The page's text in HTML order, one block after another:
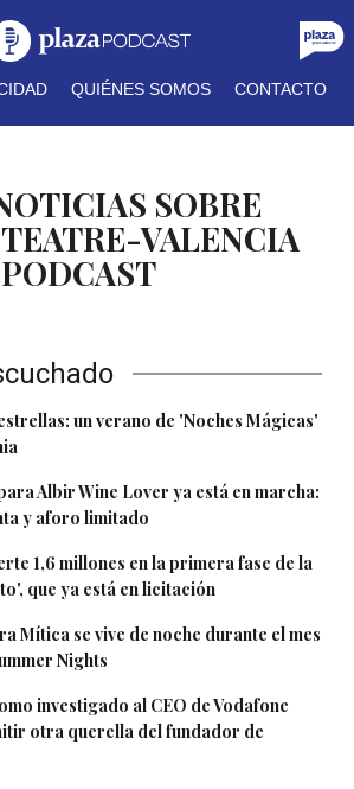
QUIÉNES SOMOS CONTACTO
SOBRE
VALENCIA
un verano de 'Noches Mágicas'
Albir Wine Lover ya está en marcha:
y aforo limitado
1,6 millones en la primera fase de la
que ya está en licitación
Mítica se vive de noche durante el mes
Nights
investigado al CEO de Vodafone
otra querella del fundador de